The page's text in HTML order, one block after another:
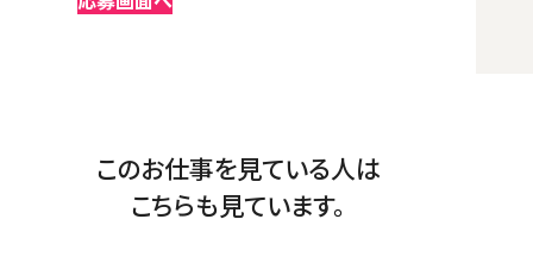
このお仕事を見ている人は
こちらも見ています。